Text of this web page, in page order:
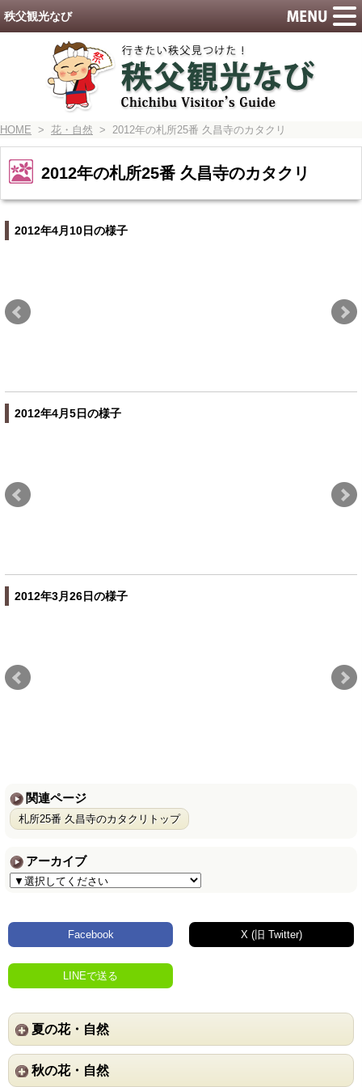
HOME > 花・自然 > 2012年の札所25番 久昌寺のカタクリ
2012年の札所25番 久昌寺のカタクリ
2012年4月10日の様子
2012年4月5日の様子
2012年3月26日の様子
関連ページ
札所25番 久昌寺のカタクリトップ
アーカイブ
Facebook X (旧 Twitter)
LINEで送る
夏の花・自然
秋の花・自然
秩父観光なび